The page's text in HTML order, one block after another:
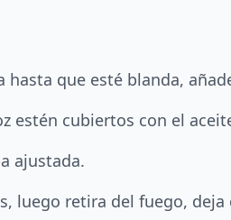
que esté blanda,
estén cubiertos con el
ajustada.
luego retira del fuego,